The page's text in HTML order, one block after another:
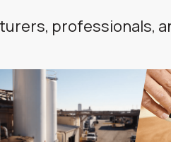
professionals,